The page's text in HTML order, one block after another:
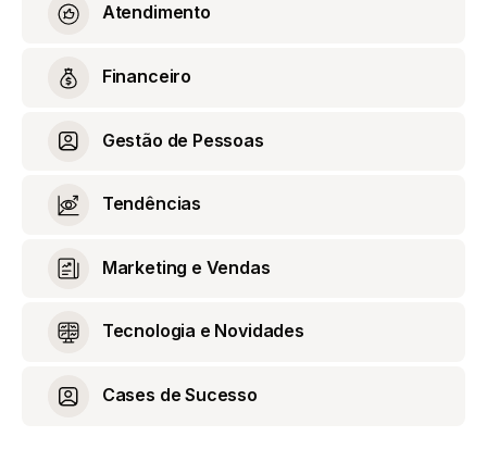
Atendimento
Financeiro
Gestão de Pessoas
Tendências
Marketing e Vendas
Tecnologia e Novidades
Cases de Sucesso